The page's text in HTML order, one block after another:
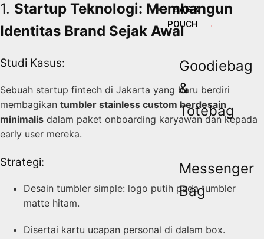
BAG &
POUCH
Goodiebag
&
Totebag
Messenger
Bag
1. Startup Teknologi: Membangun
Identitas Brand Sejak Awal
Studi Kasus:
Sebuah startup fintech di Jakarta yang baru berdiri
membagikan tumbler stainless custom berdesain
minimalis dalam paket onboarding karyawan dan kepada
early user mereka.
Strategi:
Desain tumbler simple: logo putih pada tumbler
matte hitam.
Disertai kartu ucapan personal di dalam box.